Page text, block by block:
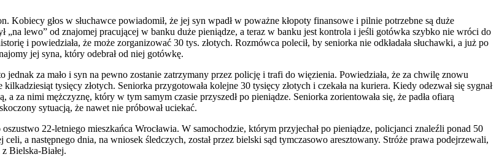
głos w słuchawce powiadomił, że jej syn wpadł w poważne kłopoty finansowe i pilnie potrzebne są duże
„na lewo” od znajomej pracującej w banku duże pieniądze, a teraz w banku jest kontrola i jeśli gotówka szybko nie wróci do
i powiedziała, że może zorganizować 30 tys. złotych. Rozmówca polecił, by seniorka nie odkładała słuchawki, a już po
jej syna, który odebrał od niej gotówkę.
za mało i syn na pewno zostanie zatrzymany przez policję i trafi do więzienia. Powiedziała, że za chwilę znowu
tysięcy złotych. Seniorka przygotowała kolejne 30 tysięcy złotych i czekała na kuriera. Kiedy odezwał się sygnał
za nimi mężczyznę, który w tym samym czasie przyszedł po pieniądze. Seniorka zorientowała się, że padła ofiarą
sytuacją, że nawet nie próbował uciekać.
22-letniego mieszkańca Wrocławia. W samochodzie, którym przyjechał po pieniądze, policjanci znaleźli ponad 50
a następnego dnia, na wniosek śledczych, został przez bielski sąd tymczasowo aresztowany. Stróże prawa podejrzewali,
Bielska-Białej.